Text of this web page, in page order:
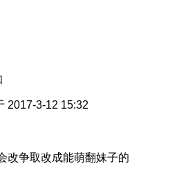
2017-3-12 15:32
改争取改成能萌翻妹子的